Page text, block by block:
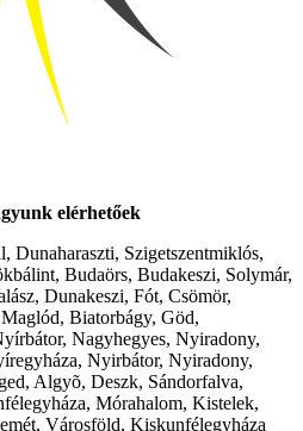
elérhetőek
Dunaharaszti, Szigetszentmiklós,
Budaörs, Budakeszi, Solymár,
Dunakeszi, Fót, Csömör,
Biatorbágy, Göd,
Nagyhegyes, Nyiradony,
Nyirbátor, Nyiradony,
Algyõ, Deszk, Sándorfalva,
Mórahalom, Kistelek,
Városföld, Kiskunfélegyháza